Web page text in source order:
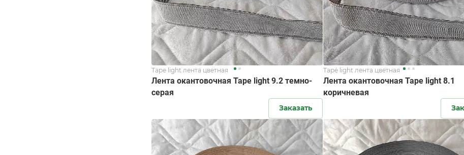
Tape light лента цветная
Лента окантовочная Tape light 9.2 темно-
серая
Заказать
Tape light лента цветная
Лента окантовочная Tape light 8.1
коричневая